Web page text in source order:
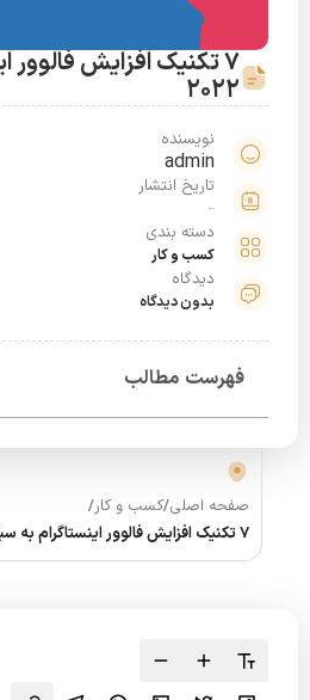
7 تکنیک افزایش فالوور
2022
نویسنده
admin
تاریخ انتشار
دسته بندی
کسب و کار
دیدگاه
بدون دیدگاه
فهرست مطالب
صفحه اصلی/کسب و کار/
7 تکنیک افزایش فالوور اینستاگرام به سبک 2022